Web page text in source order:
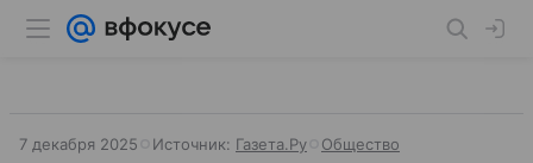
7 декабря 2025 Источник: Газета.Ру Общество